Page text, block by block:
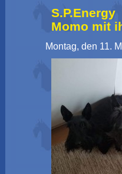
Momo mit
Montag, den 11.